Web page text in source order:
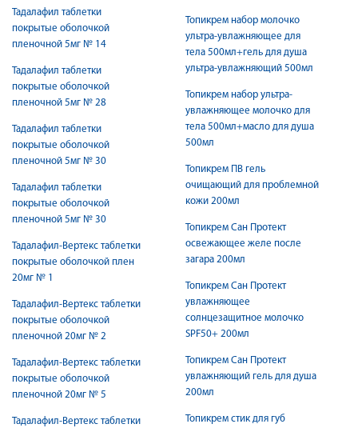
Тадалафил таблетки
покрытые оболочкой
пленочной 5мг № 14
Тадалафил таблетки
покрытые оболочкой
пленочной 5мг № 28
Тадалафил таблетки
покрытые оболочкой
пленочной 5мг № 30
Тадалафил таблетки
покрытые оболочкой
пленочной 5мг № 30
Тадалафил-Вертекс таблетки
покрытые оболочкой плен
20мг № 1
Тадалафил-Вертекс таблетки
покрытые оболочкой
пленочной 20мг № 2
Тадалафил-Вертекс таблетки
покрытые оболочкой
пленочной 20мг № 5
Тадалафил-Вертекс таблетки
Топикрем набор молочко
ультра-увлажняющее для
тела 500мл+гель для душа
ультра-увлажняющий 500мл
Топикрем набор ультра-
увлажняющее молочко для
тела 500мл+масло для душа
500мл
Топикрем ПВ гель
очищающий для проблемной
кожи 200мл
Топикрем Сан Протект
освежающее желе после
загара 200мл
Топикрем Сан Протект
увлажняющее
солнцезащитное молочко
SPF50+ 200мл
Топикрем Сан Протект
увлажняющий гель для душа
200мл
Топикрем стик для губ